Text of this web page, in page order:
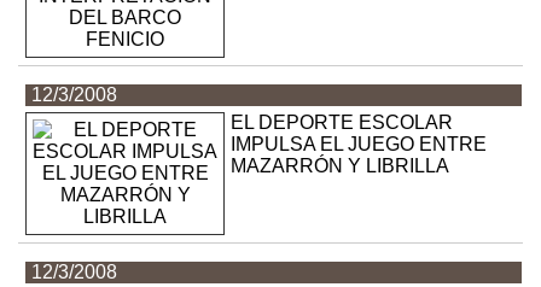
12/3/2008
EL DEPORTE ESCOLAR
IMPULSA EL JUEGO ENTRE
MAZARRÓN Y LIBRILLA
12/3/2008